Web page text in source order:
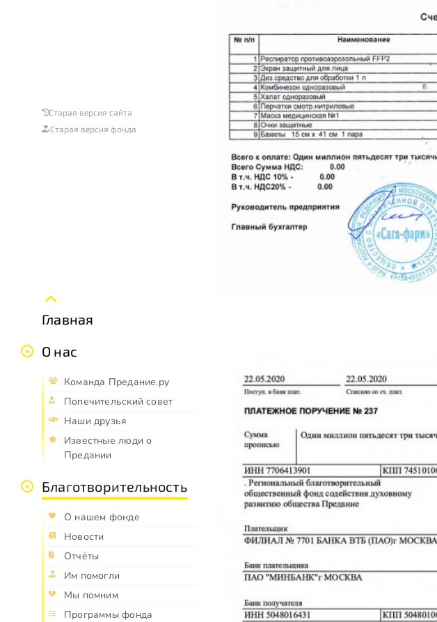
Старая версия сайта
Старая версия фонда
Главная
О нас
Команда Предание.ру
Попечительский совет
Наши друзья
Известные люди о
Предании
Благотворительность
О нашем фонде
Новости
Отчёты
Им помогли
Мы помним
Программы фонда